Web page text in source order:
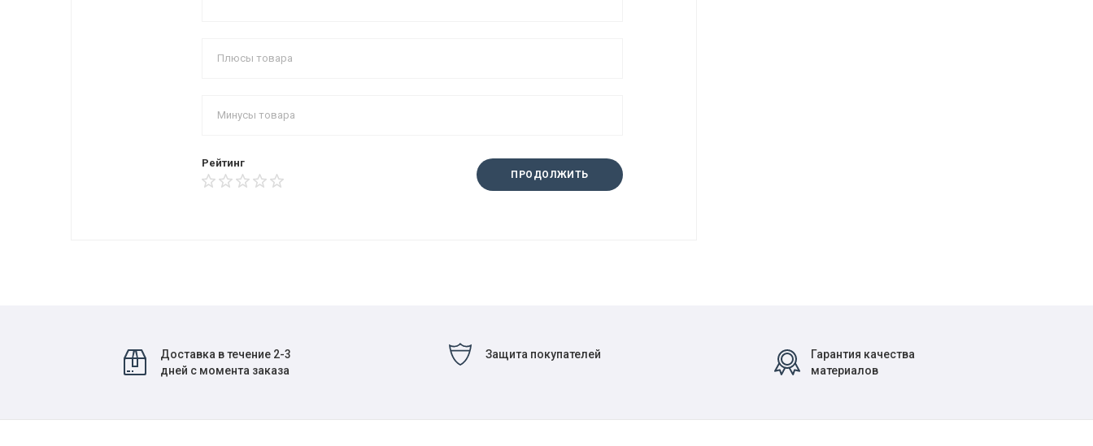
Рейтинг
ПРОДОЛЖИТЬ
Доставка в течение 2-3
дней с момента заказа
Защита покупателей
Гарантия качества
материалов